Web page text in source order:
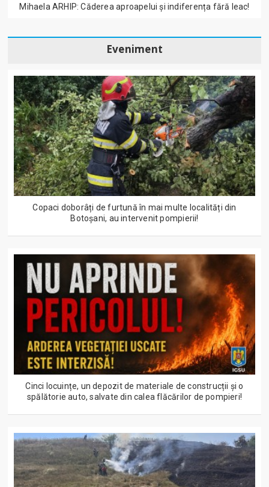
Mihaela ARHIP: Căderea aproapelui și indiferența fără leac!
Eveniment
Copaci doborâți de furtună în mai multe localități din
Botoșani, au intervenit pompierii!
Cinci locuințe, un depozit de materiale de construcții și o
spălătorie auto, salvate din calea flăcărilor de pompieri!